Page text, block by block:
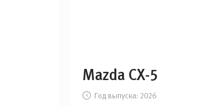
Mazda CX-5
Год выпуска: 2026